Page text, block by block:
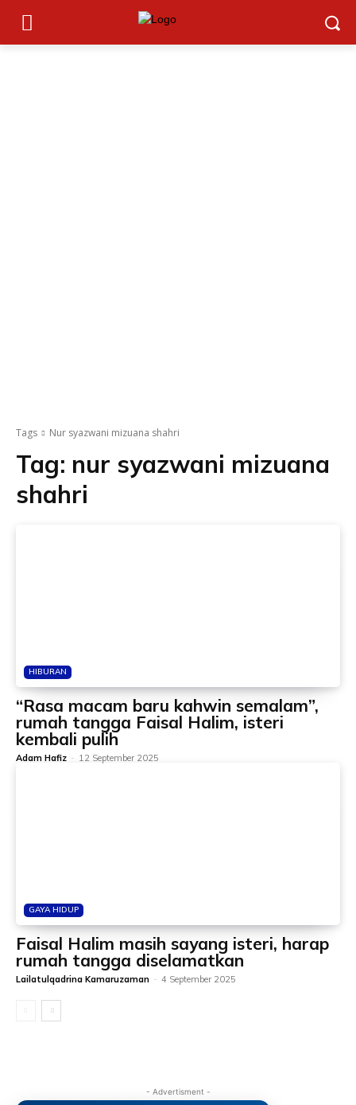
Tags Nur syazwani mizuana shahri
Tag: nur syazwani mizuana
shahri
HIBURAN
“Rasa macam baru kahwin semalam”,
rumah tangga Faisal Halim, isteri
kembali pulih
Adam Hafiz - 12 September 2025
GAYA HIDUP
Faisal Halim masih sayang isteri, harap
rumah tangga diselamatkan
Lailatulqadrina Kamaruzaman - 4 September 2025
- Advertisment -